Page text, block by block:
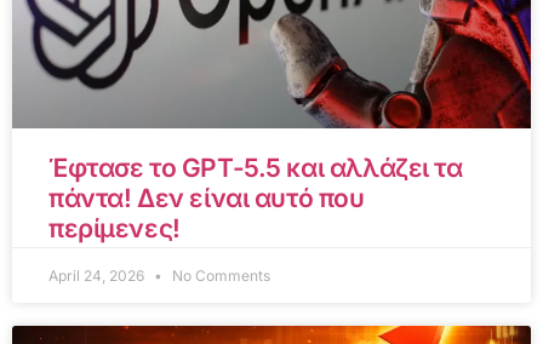
Έφτασε το GPT-5.5 και αλλάζει τα
πάντα! Δεν είναι αυτό που
περίμενες!
April 24, 2026 No Comments